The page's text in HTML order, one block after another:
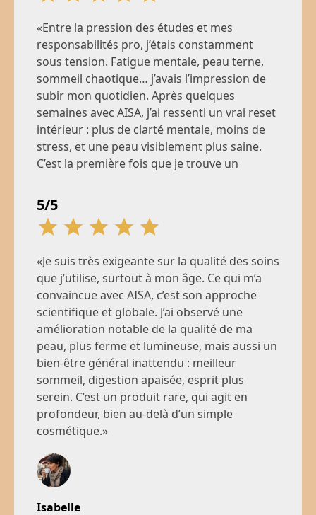
«Le sérum m’a convaincu par la texture et la
sensation de confort. Je l’ai précommandé
direct et la limite par commande rassure sur
le lancement.»
Nadia
41 ans, Paris
«Entre la pression des études et mes
responsabilités pro, j’étais constamment
sous tension. Fatigue mentale, peau terne,
sommeil chaotique… j’avais l’impression de
subir mon quotidien. Après quelques
semaines avec AISA, j’ai ressenti un vrai reset
intérieur : plus de clarté mentale, moins de
stress, et une peau visiblement plus saine.
C’est la première fois que je trouve un
physique.»
Thomas
24 ans, Paris
5/5
«Je suis très exigeante sur la qualité des soins
que j’utilise, surtout à mon âge. Ce qui m’a
convaincue avec AISA, c’est son approche
scientifique et globale. J’ai observé une
amélioration notable de la qualité de ma
peau, plus ferme et lumineuse, mais aussi un
bien-être général inattendu : meilleur
sommeil, digestion apaisée, esprit plus
serein. C’est un produit rare, qui agit en
profondeur, bien au-delà d’un simple
cosmétique.»
Isabelle